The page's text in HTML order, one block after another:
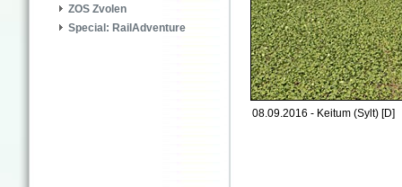
ZOS Zvolen
Special: RailAdventure
08.09.2016 - Keitum (Sylt) [D]